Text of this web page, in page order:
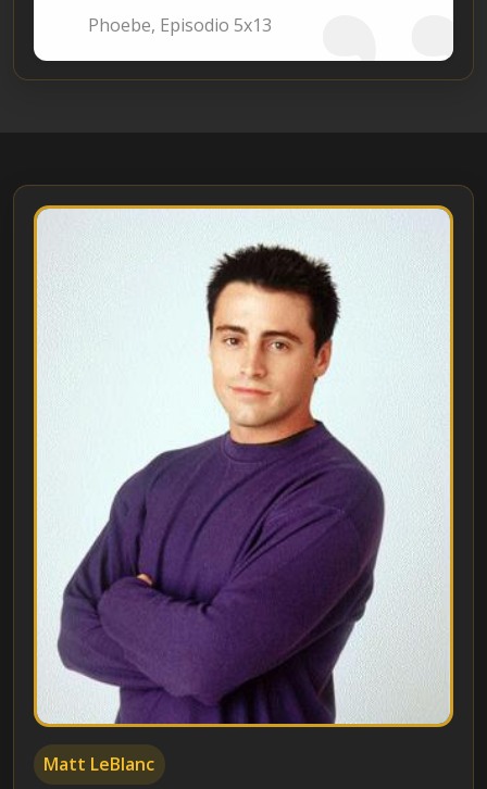
Phoebe, Episodio 5x13
Matt LeBlanc